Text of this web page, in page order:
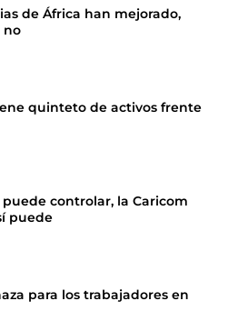
de África han mejorado,
no
quinteto de activos frente
controlar, la Caricom
puede
para los trabajadores en